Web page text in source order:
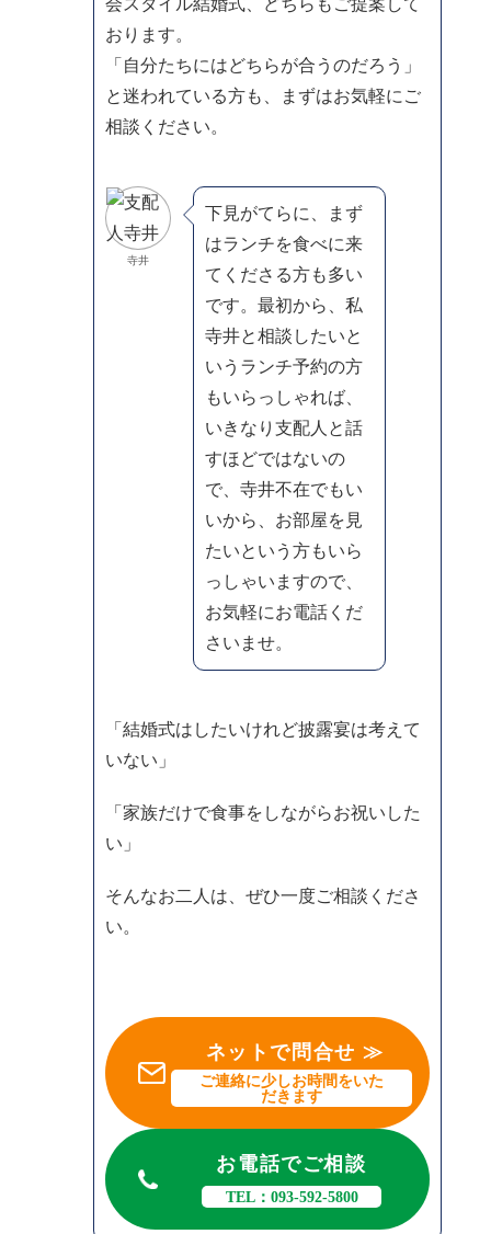
会スタイル結婚式、どちらもご提案して
おります。
「自分たちにはどちらが合うのだろう」
と迷われている方も、まずはお気軽にご
相談ください。
寺井
下見がてらに、まず
はランチを食べに来
てくださる方も多い
です。最初から、私
寺井と相談したいと
いうランチ予約の方
もいらっしゃれば、
いきなり支配人と話
すほどではないの
で、寺井不在でもい
いから、お部屋を見
たいという方もいら
っしゃいますので、
お気軽にお電話くだ
さいませ。
「結婚式はしたいけれど披露宴は考えて
いない」
「家族だけで食事をしながらお祝いした
い」
そんなお二人は、ぜひ一度ご相談くださ
い。
ネットで問合せ ≫
ご連絡に少しお時間をいた
だきます
お電話でご相談
TEL：093-592-5800